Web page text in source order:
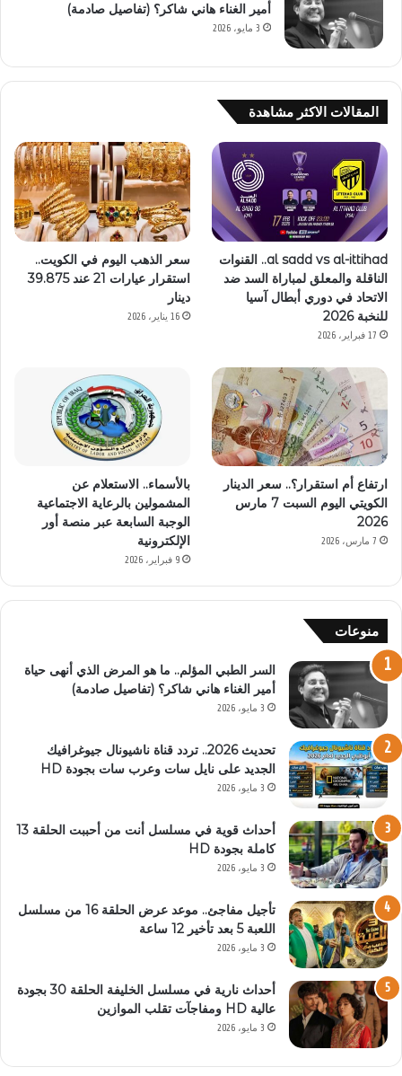
أمير الغناء هاني شاكر؟ (تفاصيل صادمة)
3 مايو، 2026
المقالات الاكثر مشاهدة
al sadd vs al-ittihad.. القنوات
الناقلة والمعلق لمباراة السد ضد
الاتحاد في دوري أبطال آسيا
للنخبة 2026
17 فبراير، 2026
سعر الذهب اليوم في الكويت..
استقرار عيارات 21 عند 39.875
دينار
16 يناير، 2026
ارتفاع أم استقرار؟.. سعر الدينار
الكويتي اليوم السبت 7 مارس
2026
7 مارس، 2026
بالأسماء.. الاستعلام عن
المشمولين بالرعاية الاجتماعية
الوجبة السابعة عبر منصة أور
الإلكترونية
9 فبراير، 2026
منوعات
السر الطبي المؤلم.. ما هو المرض الذي أنهى حياة
أمير الغناء هاني شاكر؟ (تفاصيل صادمة)
3 مايو، 2026
تحديث 2026.. تردد قناة ناشيونال جيوغرافيك
الجديد على نايل سات وعرب سات بجودة HD
3 مايو، 2026
أحداث قوية في مسلسل أنت من أحببت الحلقة 13
كاملة بجودة HD
3 مايو، 2026
تأجيل مفاجئ.. موعد عرض الحلقة 16 من مسلسل
اللعبة 5 بعد تأخير 12 ساعة
3 مايو، 2026
أحداث نارية في مسلسل الخليفة الحلقة 30 بجودة
عالية HD ومفاجآت تقلب الموازين
3 مايو، 2026